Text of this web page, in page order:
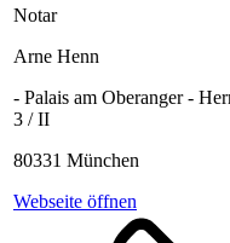
Notar
Arne Henn
- Palais am Oberanger -
3 / II
80331 München
Webseite öffnen